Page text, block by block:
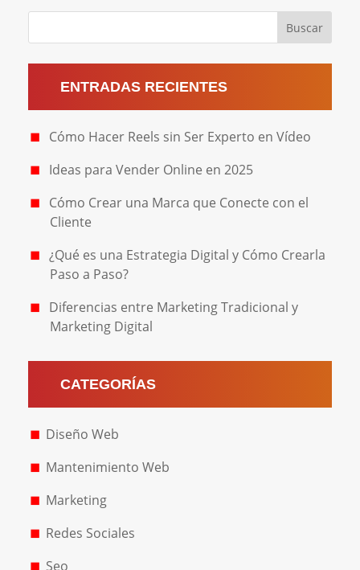
ENTRADAS RECIENTES
Cómo Hacer Reels sin Ser Experto en Vídeo
Ideas para Vender Online en 2025
Cómo Crear una Marca que Conecte con el
Cliente
¿Qué es una Estrategia Digital y Cómo Crearla
Paso a Paso?
Diferencias entre Marketing Tradicional y
Marketing Digital
CATEGORÍAS
Diseño Web
Mantenimiento Web
Marketing
Redes Sociales
Seo